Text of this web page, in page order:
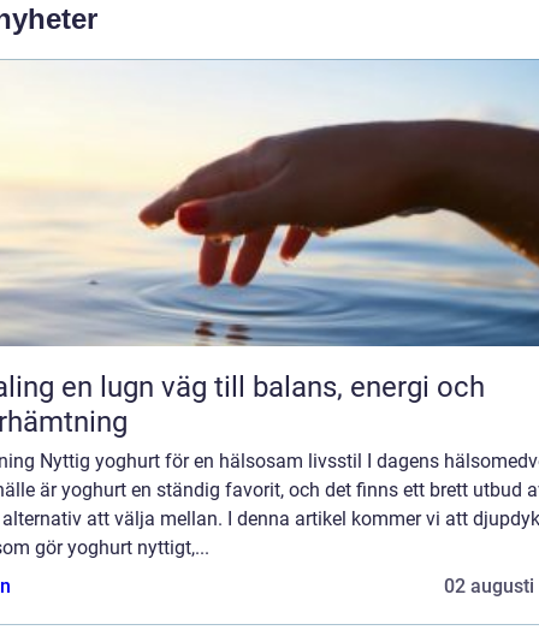
balans, energi och
Nyttig yoghurt för en hälsosam livsstil I dagens
är yoghurt en ständig favorit, och det finns ett brett utbud
att välja mellan. I denna artikel kommer vi att
gör yoghurt nyttigt,...
02 augusti